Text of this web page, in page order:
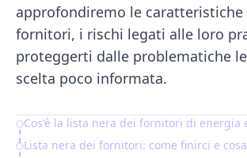
approfondiremo le
fornitori, i rischi legati alle loro
proteggerti dalle problematiche
scelta poco informata.
Table of Contents
Cos'è la lista nera dei fornitori di energia
Lista nera dei fornitori: come finirci e